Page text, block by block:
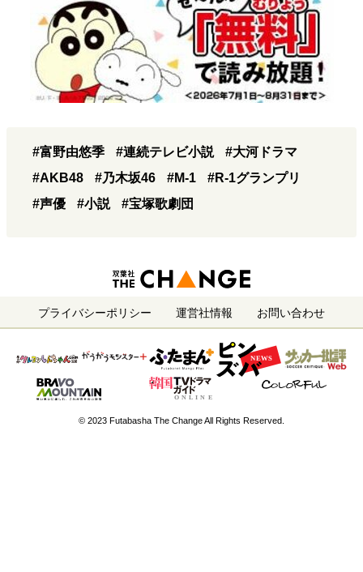
#富野由悠季 #連続テレビ小説
#大河ドラマ
#AKB48
#乃木坂46 #M-1
#R-1グランプリ
#声優
#小説 #宝塚歌劇団
プライバシーポリシー 運営社情報 お問い合わせ
© 2023 Futabasha The Change All Rights Reserved.